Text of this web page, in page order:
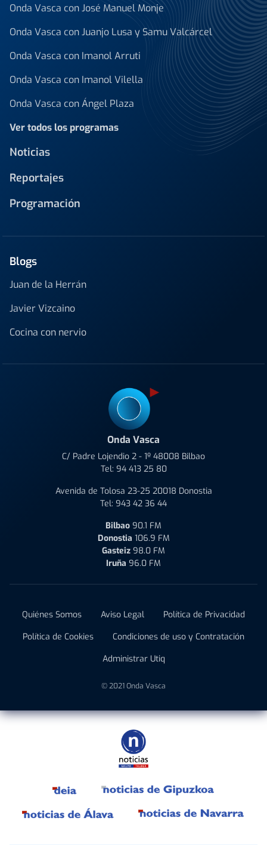
Onda Vasca con José Manuel Monje
Onda Vasca con Juanjo Lusa y Samu Valcárcel
Onda Vasca con Imanol Arruti
Onda Vasca con Imanol Vilella
Onda Vasca con Ángel Plaza
Ver todos los programas
Noticias
Reportajes
Programación
Blogs
Juan de la Herrán
Javier Vizcaino
Cocina con nervio
Onda Vasca
C/ Padre Lojendio 2 - 1º 48008 Bilbao
Tel: 94 413 25 80
Avenida de Tolosa 23-25 20018 Donostia
Tel: 943 42 36 44
Bilbao 90.1 FM
Donostia 106.9 FM
Gasteiz 98.0 FM
Iruña 96.0 FM
Quiénes Somos Aviso Legal
Política de Privacidad
Política de Cookies
Condiciones de uso y Contratación
Administrar Utiq
© 2021 Onda Vasca